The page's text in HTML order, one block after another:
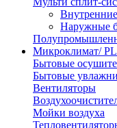
Наружные
Микроклимат/
Бытовые
Бытовые
Вентиляторы
Мойки воздуха